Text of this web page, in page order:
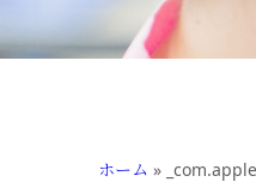
ホーム »